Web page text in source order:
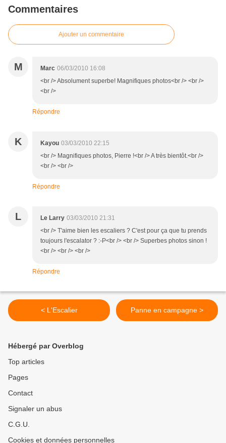
Commentaires
Ajouter un commentaire
M Marc 06/03/2010 16:08
<br /> Absolument superbe! Magnifiques photos<br /> <br />
<br />
Répondre
K Kayou 03/03/2010 22:15
<br /> Magnifiques photos, Pierre !<br /> A très bientôt.<br />
<br /> <br />
Répondre
L Le Larry 03/03/2010 21:31
<br /> T'aime bien les escaliers ? C'est pour ça que tu prends
toujours l'escalator ? :-P<br /> <br /> Superbes photos sinon !
<br /> <br /> <br />
Répondre
< L'Escalier Panne en campagne >
Hébergé par Overblog
Top articles
Pages
Contact
Signaler un abus
C.G.U.
Cookies et données personnelles